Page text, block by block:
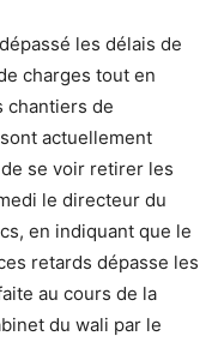
les délais de
charges tout en
chantiers de
actuellement
se voir retirer les
le directeur du
en indiquant que le
retards dépasse les
au cours de la
du wali par le